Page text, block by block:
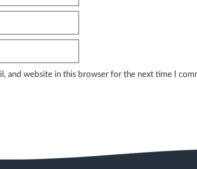
and website in this browser for the next time I